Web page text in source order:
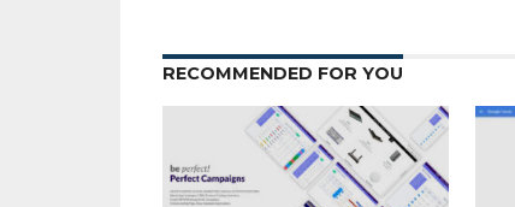
RECOMMENDED FOR YOU